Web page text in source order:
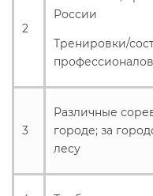
2
России
Тренировки/
профессионалов
3
Различные
городе; за
лесу